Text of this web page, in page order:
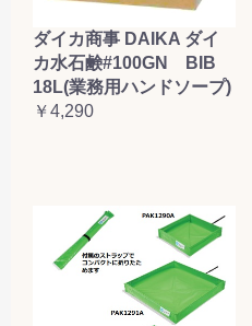
ダイカ商事 DAIKA ダイ
カ水石鹸#100GN BIB
18L(業務用ハンドソープ)
￥4,290